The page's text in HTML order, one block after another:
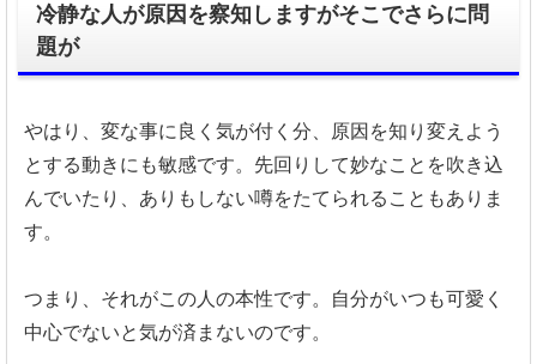
冷静な人が原因を察知しますがそこでさらに問
題が
やはり、変な事に良く気が付く分、 原因を知り変えよう
とする動きにも敏感です。 先回りして妙なことを吹き込
んでいたり、 ありもしない噂をたてられることもありま
す。
つまり、それがこの人の本性です。
自分がいつも可愛く
中心でないと気が済まないのです。